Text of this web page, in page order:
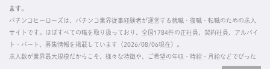
ます。
パチンコヒーローズは、パチンコ業界従事経験者が運営する就職・復職・転職のための求人
サイトです。ほぼすべての職を取り扱っており、全国1784件の正社員、契約社員、アルバイ
ト・パート、募集情報を掲載しています（2026/08/06現在）。
求人数が業界最大規模だからこそ、様々な特徴や、ご希望の年収・時給・月給などでぴった